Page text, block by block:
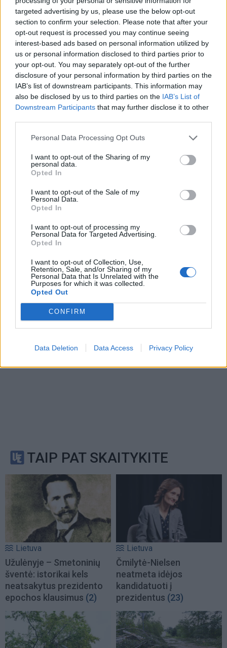
targeted advertising by us, please use the below opt-out
section to confirm your selection. Please note that after your
opt-out request is processed you may continue seeing
interest-based ads based on personal information utilized by
us or personal information disclosed to third parties prior to
your opt-out. You may separately opt-out of the further
disclosure of your personal information by third parties on the
IAB’s list of downstream participants. This information may
also be disclosed by us to third parties on the IAB’s List of
Downstream Participants that may further disclose it to other
Personal Data Processing Opt Outs
I want to opt-out of the Sharing of my
personal data.
Opted In
I want to opt-out of the Sale of my
Personal Data.
Opted In
I want to opt-out of processing my
Personal Data for Targeted Advertising.
Opted In
I want to opt-out of Collection, Use,
Retention, Sale, and/or Sharing of my
Personal Data that Is Unrelated with the
Purposes for which it was collected.
Opted Out
CONFIRM
Data Deletion Data Access Privacy Policy
Komentarai
Rašyti komentarą
Jūsų vardas
Sutinku su taisyklėmis
This site is protected by
Privacy Policy
Serviceapply.
TAIP PAT SKAITYKITE
Lietuva
Užulėnyje – Smetoninių
šventė: istorikai kels
neatsakytus prezidento
epochos klausimus (2)
Lietuva
Čmilytė-Nielsen
neatmeta idėjos
kandidatuoti į
prezidentus (23)